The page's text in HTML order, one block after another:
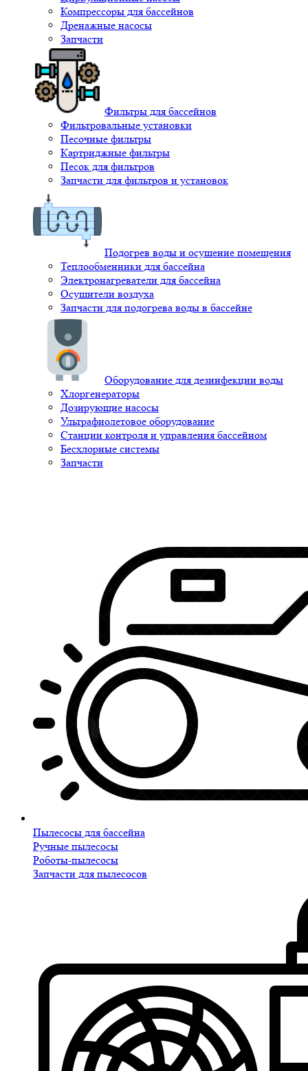
Компрессоры для бассейнов
Дренажные насосы
Запчасти
Фильтры для бассейнов
Фильтровальные установки
Песочные фильтры
Картриджные фильтры
Песок для фильтров
Запчасти для фильтров и установок
Подогрев воды и осушение помещения
Теплообменники для бассейна
Электронагреватели для бассейна
Осушители воздуха
Запчасти для подогрева воды в бассейне
Оборудование для дезинфекции воды
Хлоргенераторы
Дозирующие насосы
Ультрафиолетовое оборудование
Станции контроля и управления бассейном
Бесхлорные системы
Запчасти
Пылесосы для бассейна
Ручные пылесосы
Роботы-пылесосы
Запчасти для пылесосов